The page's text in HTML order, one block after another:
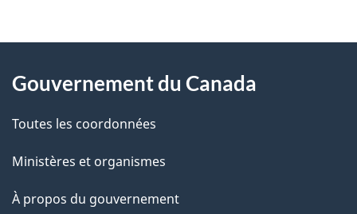
D
t
a
l
s
propos
ce
site
Gouvernement du Canada
Toutes les coordonnées
Ministères et organismes
À propos du gouvernement